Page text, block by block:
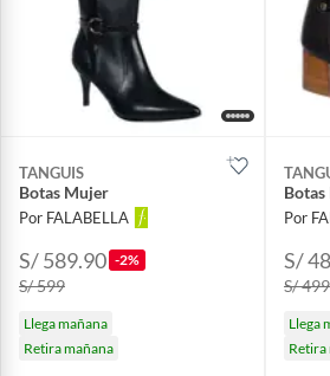
TANGUIS
Botas Mujer
Por FALABELLA
S/ 589.90 -2%
S/ 599
Llega mañana
Retira mañana
Por
S/
S/ 499
Llega
Retira